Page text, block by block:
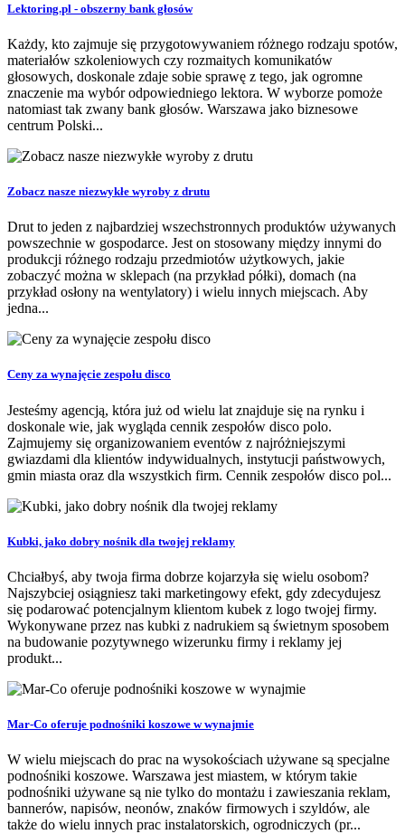
Lektoring.pl - obszerny bank głosów
Każdy, kto zajmuje się przygotowywaniem różnego rodzaju spotów,
materiałów szkoleniowych czy rozmaitych komunikatów
głosowych, doskonale zdaje sobie sprawę z tego, jak ogromne
znaczenie ma wybór odpowiedniego lektora. W wyborze pomoże
natomiast tak zwany bank głosów. Warszawa jako biznesowe
centrum Polski...
Zobacz nasze niezwykłe wyroby z drutu
Drut to jeden z najbardziej wszechstronnych produktów używanych
powszechnie w gospodarce. Jest on stosowany między innymi do
produkcji różnego rodzaju przedmiotów użytkowych, jakie
zobaczyć można w sklepach (na przykład półki), domach (na
przykład osłony na wentylatory) i wielu innych miejscach. Aby
jedna...
Ceny za wynajęcie zespołu disco
Jesteśmy agencją, która już od wielu lat znajduje się na rynku i
doskonale wie, jak wygląda cennik zespołów disco polo.
Zajmujemy się organizowaniem eventów z najróżniejszymi
gwiazdami dla klientów indywidualnych, instytucji państwowych,
gmin miasta oraz dla wszystkich firm. Cennik zespołów disco pol...
Kubki, jako dobry nośnik dla twojej reklamy
Chciałbyś, aby twoja firma dobrze kojarzyła się wielu osobom?
Najszybciej osiągniesz taki marketingowy efekt, gdy zdecydujesz
się podarować potencjalnym klientom kubek z logo twojej firmy.
Wykonywane przez nas kubki z nadrukiem są świetnym sposobem
na budowanie pozytywnego wizerunku firmy i reklamy jej
produkt...
Mar-Co oferuje podnośniki koszowe w wynajmie
W wielu miejscach do prac na wysokościach używane są specjalne
podnośniki koszowe. Warszawa jest miastem, w którym takie
podnośniki używane są nie tylko do montażu i zawieszania reklam,
bannerów, napisów, neonów, znaków firmowych i szyldów, ale
także do wielu innych prac instalatorskich, ogrodniczych (pr...